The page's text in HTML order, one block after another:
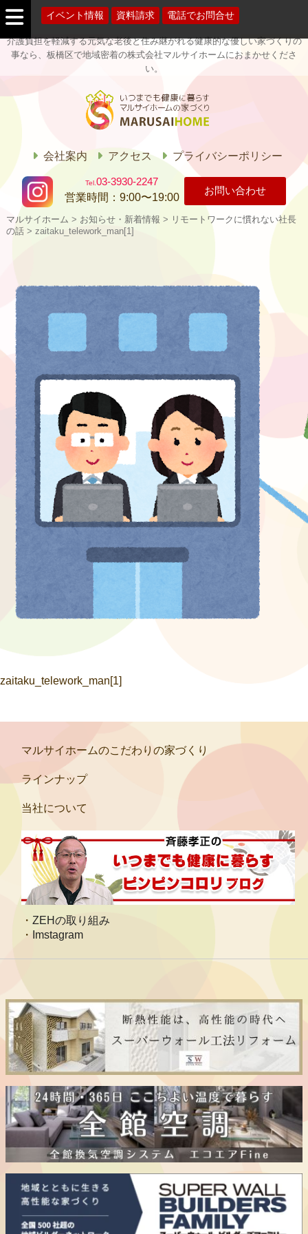
介護負担を軽減する元気な老後と住み継がれる健康的な優しい家づくりの
事なら、板橋区で地域密着の株式会社マルサイホームにおまかせくださ
い。
マルサイホー
会社案内 アクセス プライバシーポリシー
03-3930-2247
営業時間： 9:00〜19:00
お問い合わせ
イベント情報 資料請求 電話でお問合せ
マルサイホーム > お知らせ・新着情報 > リモートワークに慣れない社長
の話> zaitaku_telework_man[1]
zaitaku_telework_man[1]
マルサイホームのこだわりの家づくり
ラインナップ
当社について
ZEHの取り組み
Imstagram